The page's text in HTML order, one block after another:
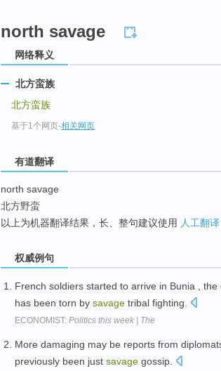
north savage
网络释义
北方蛮族
北方蛮族
基于1个网页-相关网页
有道翻译
north savage
北方野蛮
以上为机器翻译结果，长、整句建议使用 人工翻译
权威例句
French soldiers started to arrive in Bunia ,
has been torn by savage tribal fighting.
ECONOMIST: Politics this week | The
More damaging may be reports from
previously been just savage gossip.